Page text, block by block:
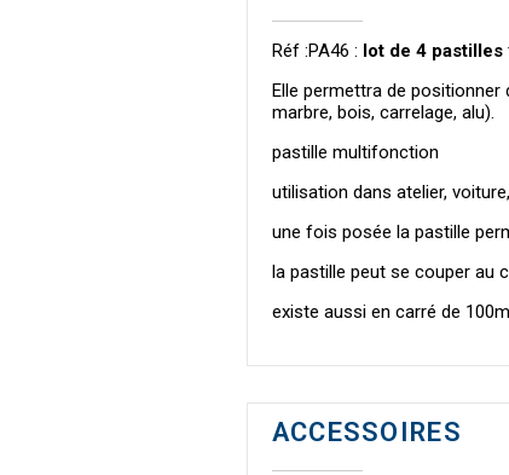
Réf :PA46 : lot de 4 pastilles
Elle permettra de
marbre, bois, carrelage, alu).
pastille multifonction
utilisation dans atelier,
une fois posée la pastille
la pastille peut se couper au
existe aussi en carré de
ACCESSOIRES